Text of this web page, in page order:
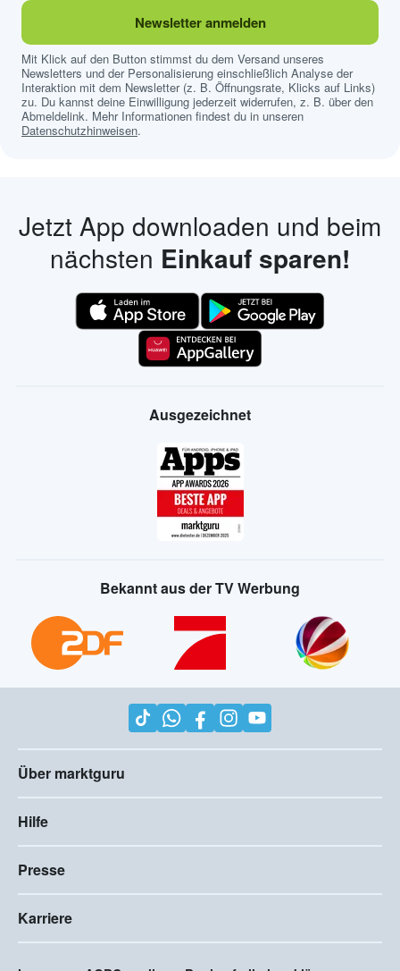
Newsletter anmelden
Mit Klick auf den Button stimmst du dem Versand unseres
Newsletters und der Personalisierung einschließlich Analyse der
Interaktion mit dem Newsletter (z. B. Öffnungsrate, Klicks auf Links)
zu. Du kannst deine Einwilligung jederzeit widerrufen, z. B. über den
Abmeldelink. Mehr Informationen findest du in unseren
Datenschutzhinweisen.
Jetzt App downloaden und beim
nächsten Einkauf sparen!
Ausgezeichnet
Bekannt aus der TV Werbung
Über marktguru
Hilfe
Presse
Karriere